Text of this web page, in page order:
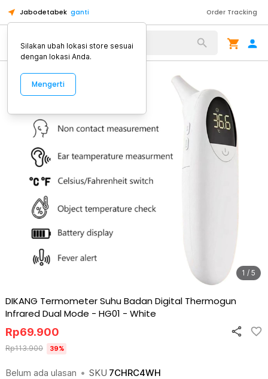
Jabodetabek ganti Order Tracking
Alat Kopi
1 / 5
DIKANG Termometer Suhu Badan Digital Thermogun
Infrared Dual Mode - HG01 - White
Belum ada ulasan • SKU 7CHRC4WH
Rp69.900
Rp113.900 39%
Silakan ubah lokasi store sesuai
dengan lokasi Anda.
Mengerti